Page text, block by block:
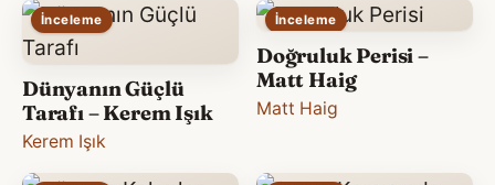
İnceleme
Dünyanın Güçlü
Tarafı – Kerem Işık
Kerem Işık
İnceleme
Doğruluk Perisi –
Matt Haig
Matt Haig